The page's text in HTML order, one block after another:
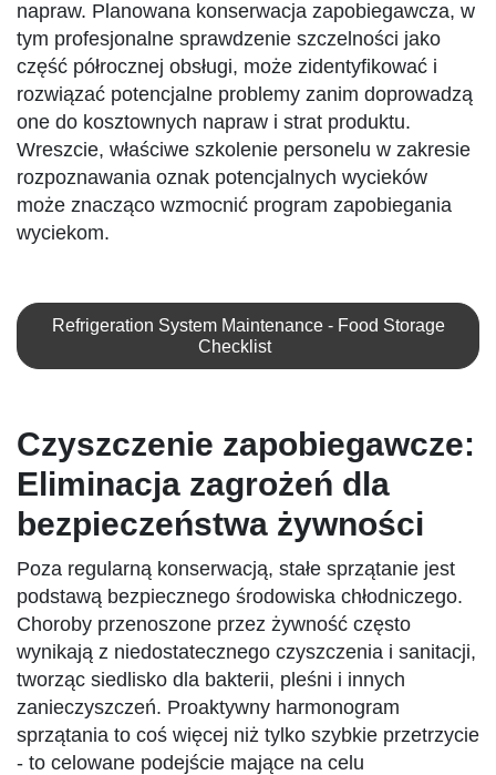
napraw. Planowana konserwacja zapobiegawcza, w
tym profesjonalne sprawdzenie szczelności jako
część półrocznej obsługi, może zidentyfikować i
rozwiązać potencjalne problemy zanim doprowadzą
one do kosztownych napraw i strat produktu.
Wreszcie, właściwe szkolenie personelu w zakresie
rozpoznawania oznak potencjalnych wycieków
może znacząco wzmocnić program zapobiegania
wyciekom.
Refrigeration System Maintenance - Food Storage
Checklist
Czyszczenie zapobiegawcze:
Eliminacja zagrożeń dla
bezpieczeństwa żywności
Poza regularną konserwacją, stałe sprzątanie jest
podstawą bezpiecznego środowiska chłodniczego.
Choroby przenoszone przez żywność często
wynikają z niedostatecznego czyszczenia i sanitacji,
tworząc siedlisko dla bakterii, pleśni i innych
zanieczyszczeń. Proaktywny harmonogram
sprzątania to coś więcej niż tylko szybkie przetrzycie
- to celowane podejście mające na celu